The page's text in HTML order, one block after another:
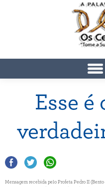
Esse é
Mensagem recebida pelo Profeta Pedro II